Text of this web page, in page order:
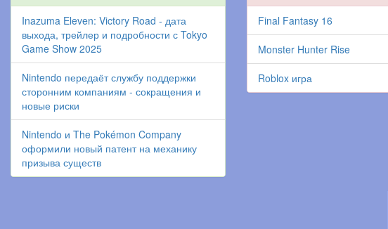
Inazuma Eleven: Victory Road - дата
выхода, трейлер и подробности с Tokyo
Game Show 2025
Nintendo передаёт службу поддержки
сторонним компаниям - сокращения и
новые риски
Nintendo и The Pokémon Company
оформили новый патент на механику
призыва существ
Final Fantasy 16
Monster Hunter Rise
Roblox игра